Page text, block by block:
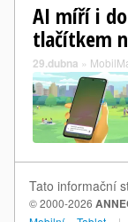
AI míří i
tlačítkem
29.dubna »
Tato informační
© 2000-2026